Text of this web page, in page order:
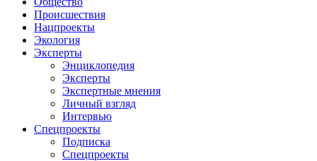
Происшествия
Нацпроекты
Экология
Эксперты
Энциклопедия
Эксперты
Экспертные мнения
Личный взгляд
Интервью
Спецпроекты
Подписка
Спецпроекты